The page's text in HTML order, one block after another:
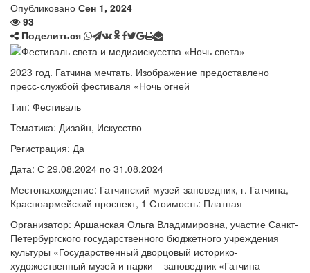
Опубликовано Сен 1, 2024
93
Поделиться
2023 год. Гатчина мечтать. Изображение предоставлено
пресс-службой фестиваля «Ночь огней
Тип: Фестиваль
Тематика: Дизайн, Искусство
Регистрация: Да
Дата: С 29.08.2024 по 31.08.2024
Местонахождение: Гатчинский музей-заповедник, г. Гатчина,
Красноармейский проспект, 1 Стоимость: Платная
Организатор: Аршанская Ольга Владимировна, участие Санкт-
Петербургского государственного бюджетного учреждения
культуры «Государственный дворцовый историко-
художественный музей и парки – заповедник «Гатчина